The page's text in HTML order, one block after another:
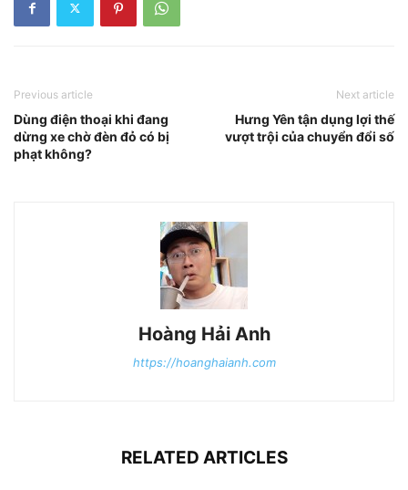
Previous article
Dùng điện thoại khi đang
dừng xe chờ đèn đỏ có bị
phạt không?
Next article
Hưng Yên tận dụng lợi thế
vượt trội của chuyển đổi số
Hoàng Hải Anh
https://hoanghaianh.com
RELATED ARTICLES